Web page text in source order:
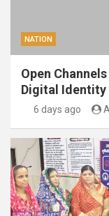
NATION
Open
Digital Identity
6 days ago